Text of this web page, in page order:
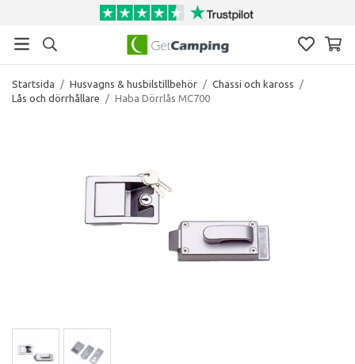
Startsida / Husvagns & husbilstillbehör / Chassi och kaross
/
Lås och dörrhållare
/ Haba Dörrlås MC700